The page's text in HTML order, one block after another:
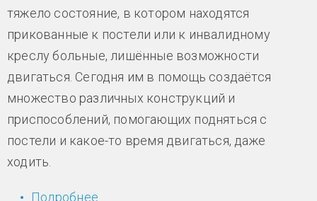
тяжело состояние, в котором находятся
прикованные к постели или к инвалидному
креслу больные, лишённые возможности
двигаться. Сегодня им в помощь создаётся
множество различных конструкций и
приспособлений, помогающих подняться с
постели и какое-то время двигаться, даже
ходить.
Подробнее